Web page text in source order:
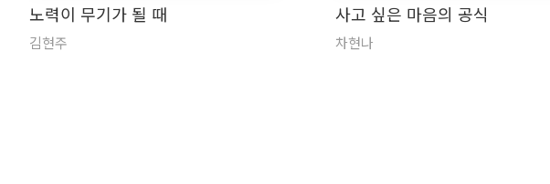
노력이 무기가 될 때
김현주
사고 싶은 마음의 공식
차현나